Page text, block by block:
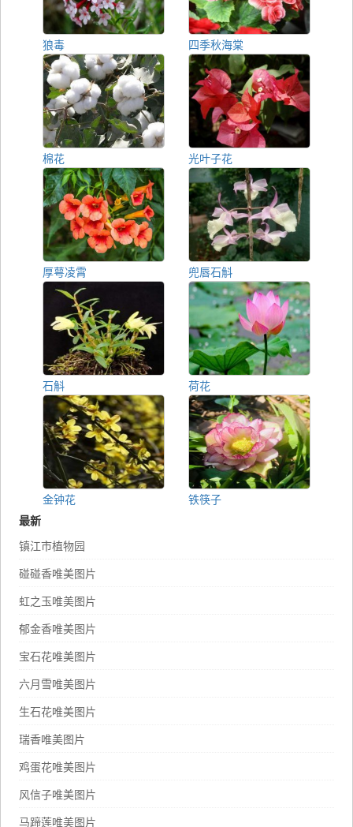
狼毒 四季秋海棠
棉花 光叶子花
厚萼凌霄 兜唇石斛
石斛 荷花
金钟花
铁筷子
最新
镇江市植物园
碰碰香唯美图片
虹之玉唯美图片
郁金香唯美图片
宝石花唯美图片
六月雪唯美图片
生石花唯美图片
瑞香唯美图片
鸡蛋花唯美图片
风信子唯美图片
马蹄莲唯美图片